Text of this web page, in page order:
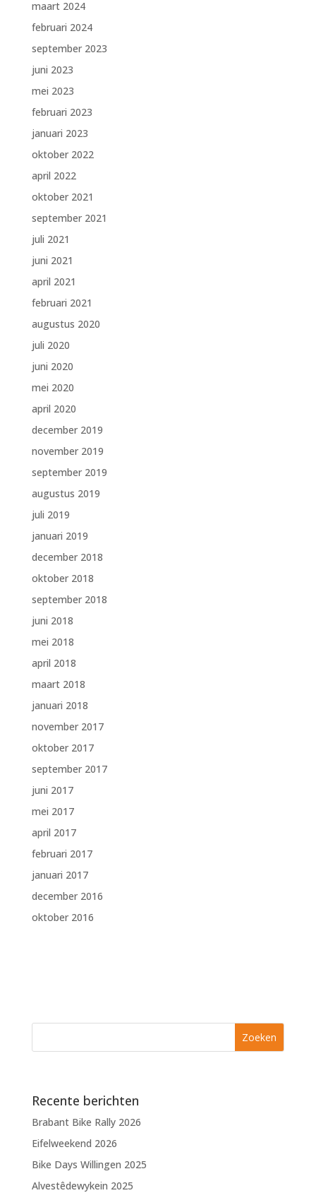
maart 2024
februari 2024
september 2023
juni 2023
mei 2023
februari 2023
januari 2023
oktober 2022
april 2022
oktober 2021
september 2021
juli 2021
juni 2021
april 2021
februari 2021
augustus 2020
juli 2020
juni 2020
mei 2020
april 2020
december 2019
november 2019
september 2019
augustus 2019
juli 2019
januari 2019
december 2018
oktober 2018
september 2018
juni 2018
mei 2018
april 2018
maart 2018
januari 2018
november 2017
oktober 2017
september 2017
juni 2017
mei 2017
april 2017
februari 2017
januari 2017
december 2016
oktober 2016
Recente berichten
Brabant Bike Rally 2026
Eifelweekend 2026
Bike Days Willingen 2025
Alvestêdewykein 2025